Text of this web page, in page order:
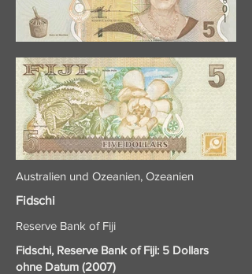
Australien und Ozeanien, Ozeanien
Fidschi
Reserve Bank of Fiji
Fidschi, Reserve Bank of Fiji: 5 Dollars
ohne Datum (2007)